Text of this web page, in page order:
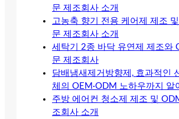
문 제조회사 소개
고농축 향기 전용 케어제 제조
문 제조회사 소개
세탁기 2종 바닥 유연제 제조와
문 제조회사
담배냄새제거방향제, 효과적인
체의 OEM·ODM 노하우까지 알
주방 에어컨 청소제 제조 및
조회사 소개